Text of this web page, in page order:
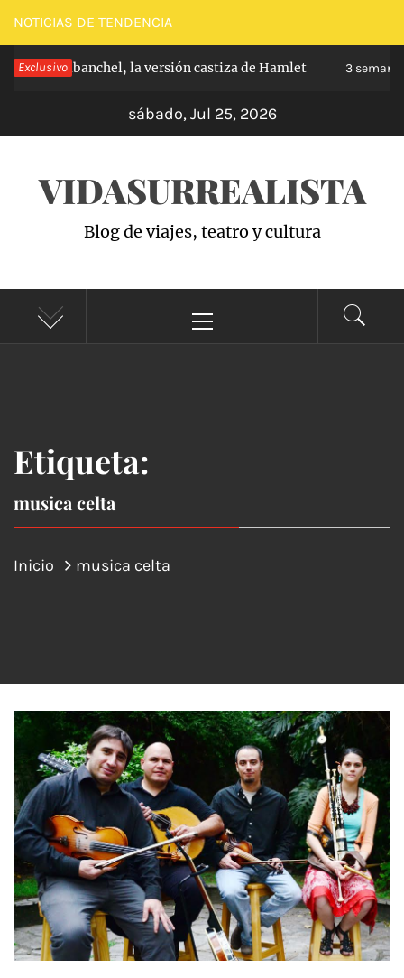
Saltar
al
contenido
NOTICIAS DE TENDENCIA
Exclusivo
de Carabanchel, la versión castiza de Hamlet 3 semanas
sábado, Jul 25, 2026
VIDASURREALISTA
Blog de viajes, teatro y cultura
principal
Etiqueta:
musica celta
Inicio musica celta